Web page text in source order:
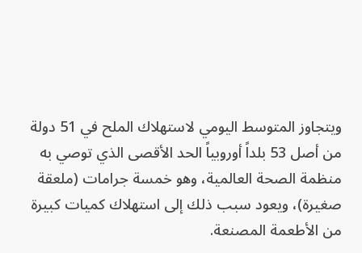
ويتجاوز المتوسط اليومي لاستهلاك الملح في 51 دولة
من أصل 53 بلداً أوروبياً الحد الأقصى الذي توصي به
منظمة الصحة العالمية، وهو خمسة جرامات (ملعقة
صغيرة)، ويعود سبب ذلك إلى استهلاك كميات كبيرة
من الأطعمة المصنعة.